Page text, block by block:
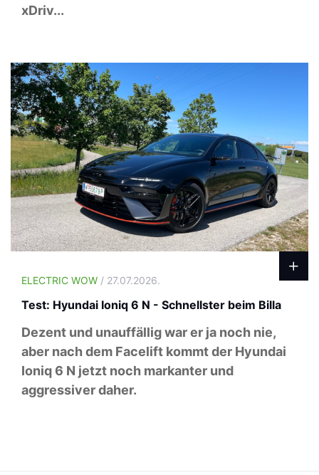
xDriv...
ELECTRIC WOW / 27.07.2026.
Test: Hyundai Ioniq 6 N - Schnellster beim Billa
Dezent und unauffällig war er ja noch nie,
aber nach dem Facelift kommt der Hyundai
Ioniq 6 N jetzt noch markanter und
aggressiver daher.